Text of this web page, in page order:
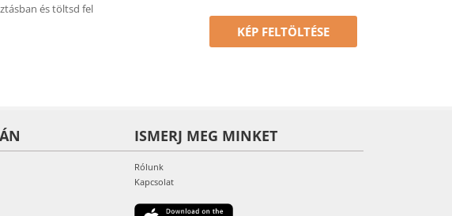
és töltsd fel
KÉP FELTÖLTÉSE
ISMERJ MEG MINKET
Rólunk
Kapcsolat